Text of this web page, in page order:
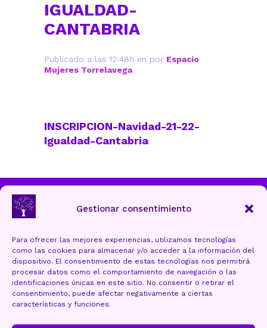
Gestionar consentimiento
Para ofrecer las mejores experiencias, utilizamos tecnologías
como las cookies para almacenar y/o acceder a la información del
dispositivo. El consentimiento de estas tecnologías nos permitirá
procesar datos como el comportamiento de navegación o las
identificaciones únicas en este sitio. No consentir o retirar el
consentimiento, puede afectar negativamente a ciertas
características y funciones.
IGUALDAD-
CANTABRIA
Publicado a las 12:48h en por Espacio
Mujeres Torrelavega
INSCRIPCION-Navidad-21-22-
Igualdad-Cantabria
Ayuntamiento de Torrelavega
Aviso Legal y Protección de datos
Política de cookies (UE)
Accesibilidad